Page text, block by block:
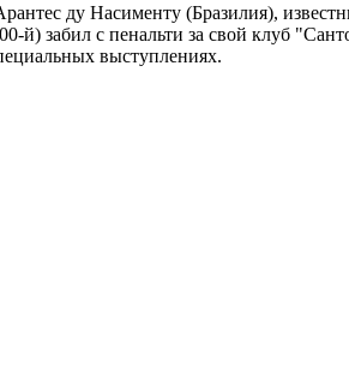
ду Насименту (Бразилия),
забил с пенальти за свой клуб
выступлениях.